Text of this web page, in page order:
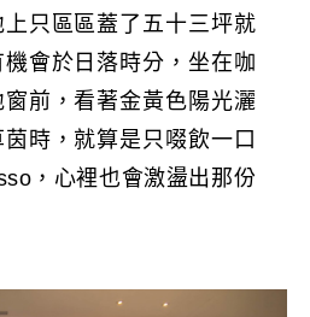
只區區蓋了五十三坪就
會於日落時分，坐在咖
前，看著金黃色陽光灑
時，就算是只啜飲一口
，心裡也會激盪出那份